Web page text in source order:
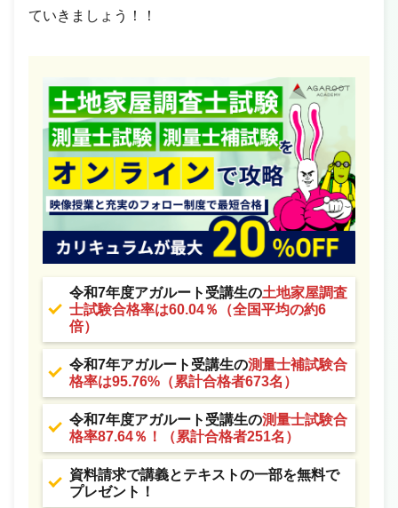
ていきましょう！！
令和7年度アガルート受講生の土地家屋調査
士試験合格率は60.04％（全国平均の約6
倍）
令和7年アガルート受講生の測量士補試験合
格率は95.76%（累計合格者673名）
令和7年度アガルート受講生の測量士試験合
格率87.64％！（累計合格者251名）
資料請求で講義とテキストの一部を無料で
プレゼント！